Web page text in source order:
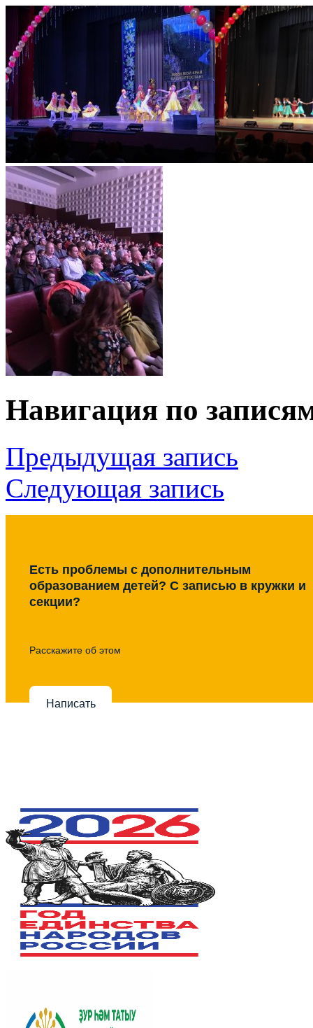
Навигация по
Предыдущая запись
Следующая запись
Есть проблемы с дополнительным
образованием детей? С записью в кружки и
секции?
Расскажите об этом
Написать